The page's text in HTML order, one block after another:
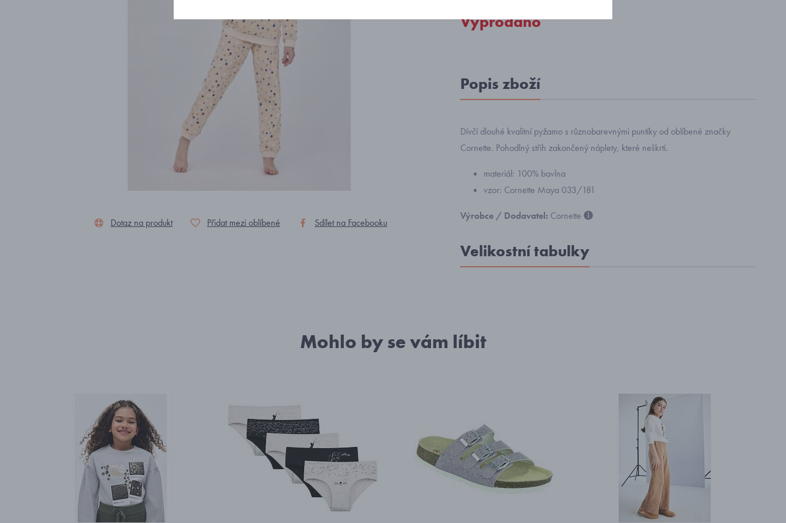
Dotaz na produkt Přidat mezi oblíbené Sdílet na Facebooku
Vyprodáno
Popis zboží
Dívčí dlouhé kvalitní pyžamo s různobarevnými puntíky od oblíbené značky
Cornette. Pohodlný střih zakončený náplety, které neškrtí.
materiál: 100% bavlna
vzor: Cornette Maya 033/181
Výrobce / Dodavatel: Cornette
Velikostní tabulky
Mohlo by se vám líbit